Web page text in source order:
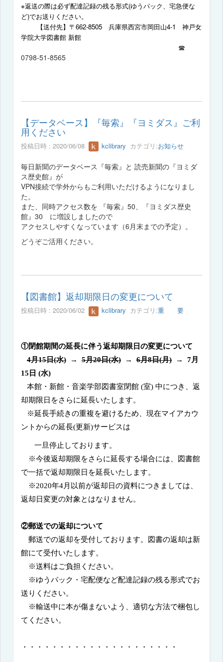
※返送の際は必ず配達記録の残る形式(ゆうパック、宅急便な
ど)でお送りください。
【送付先】〒662-8505 兵庫県西宮市岡田山4-1
神戸女
学院大学図書館 新館
☎
0798-51-8565
【データベース】『毎索』『ヨミダス』ご利
用ください
投稿日時 : 2020/06/08 kclibrary カテゴリ:お知らせ
毎日新聞のデータベース『毎索』と 読売新聞の『ヨミダ
ス歴史館』が
VPN接続で学外からもご利用いただけるようになりまし
た。
また、同時アクセス数を 『毎索』50、『ヨミダス歴史
館』30 に増設しましたので
アクセスしやすくなっています（6月末までの予定）。
どうぞご活用ください。
【図書館】返却期限日の変更について
投稿日時 : 2020/06/02 kclibrary カテゴリ:重 要
①閉館期間の延長に伴う返却期限日の変更について
4月15日(水) → 5月20日(水) → 6月8日(月) → 7月
15 日 (水)
本館・新館・音楽学部図書室閉館 (室) 中につき、返
却期限日をさらに延長いたします。
※延長手続きの重複を避けるため、現在マイアカウ
ントからの延長(更新)サービスは
一旦停止しております。
※今後返却期限をさらに延長する場合には、図書館
で一括で返却期限日を延長いたします。
※2020年4月以前が返却日の資料につきましては、
返却日変更の対象とはなりません。
②郵送での返却について
郵送での返却を受付しております。図書の返却は新
館にて受付いたします。
※送料はご負担ください。
※ゆうパック・宅配便など配達記録の残る形式でお
送りください。
※輸送中に本が傷まないよう、適切な方法で梱包し
てください。
・・・・・・・・・・・・・・・・・・・・・